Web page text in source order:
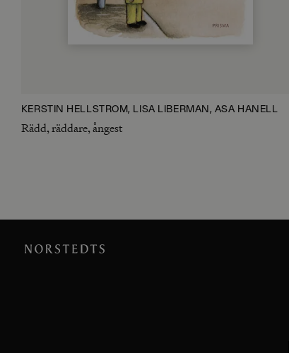
KERSTIN HELLSTRÖM, LISA LIBERMAN, ÅSA HANELL
Rädd, räddare, ångest